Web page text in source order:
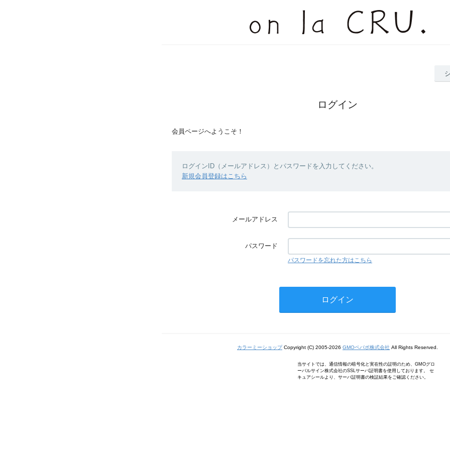
ログイン
会員ページへようこそ！
ログインID（メールアドレス）とパスワードを入力してください。
新規会員登録はこちら
メールアドレス
パスワード
パスワードを忘れた方はこちら
カラーミーショップCopyright (C) 2005-2026 GMOペパボ株式会社 All Rights Reserved.
当サイトでは、通信情報の暗号化と実在性の証明のため、GMOグロ
ーバルサイン株式会社のSSLサーバ証明書を使用しております。 セ
キュアシールより、サーバ証明書の検証結果をご確認ください。